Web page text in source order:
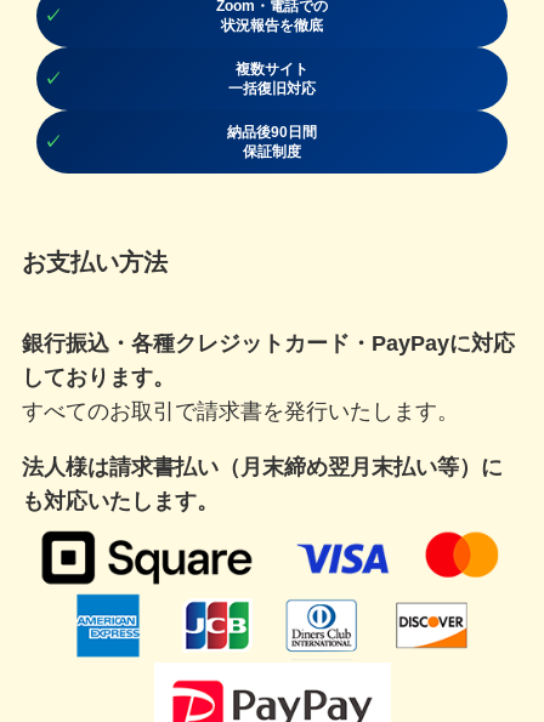
Zoom・電話での
状況報告を徹底
複数サイト
一括復旧対応
納品後90日間
保証制度
お支払い方法
銀行振込・各種クレジットカード・PayPayに対応
しております。
すべてのお取引で請求書を発行いたします。
法人様は請求書払い（月末締め翌月末払い等）に
も対応いたします。